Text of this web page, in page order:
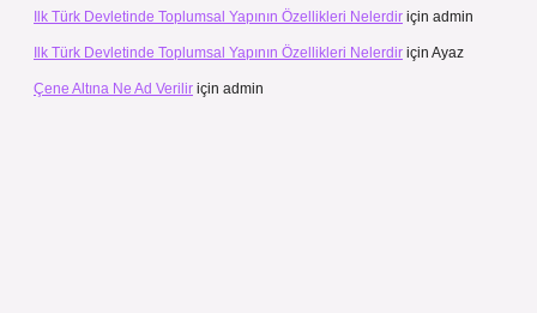
Ilk Türk Devletinde Toplumsal Yapının Özellikleri Nelerdir için admin
Ilk Türk Devletinde Toplumsal Yapının Özellikleri Nelerdir için Ayaz
Çene Altına Ne Ad Verilir için admin